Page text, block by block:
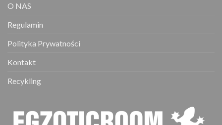
O NAS
Regulamin
Polityka Prywatności
Kontakt
Recykling